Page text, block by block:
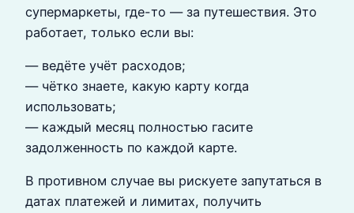
супермаркеты, где-то — за путешествия. Это
работает, только если вы:
— ведёте учёт расходов;
— чётко знаете, какую карту когда
использовать;
— каждый месяц полностью гасите
задолженность по каждой карте.
В противном случае вы рискуете запутаться в
датах платежей и лимитах, получить